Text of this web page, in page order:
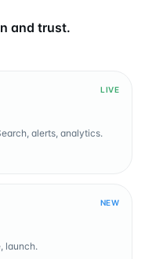
and trust.
LIVE
alerts, analytics.
NEW
launch.